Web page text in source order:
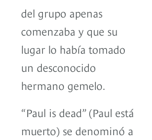
del grupo apenas
comenzaba y que su
lugar lo había tomado
un desconocido
hermano gemelo.
“Paul is dead” (Paul está
muerto) se denominó a